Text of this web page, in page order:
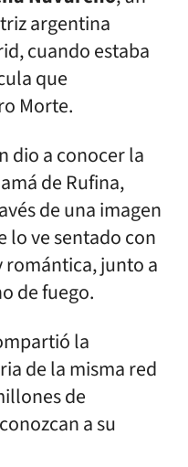
argentina
cuando estaba
que
Morte.
dio a conocer la
de Rufina,
de una imagen
lo ve sentado con
romántica, junto a
de fuego.
la
de la misma red
de
a su